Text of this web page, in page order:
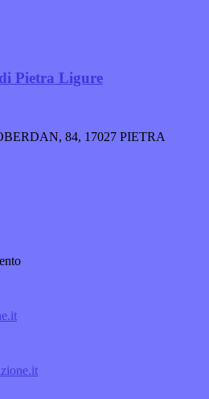
Pietra Ligure
84, 17027 PIETRA